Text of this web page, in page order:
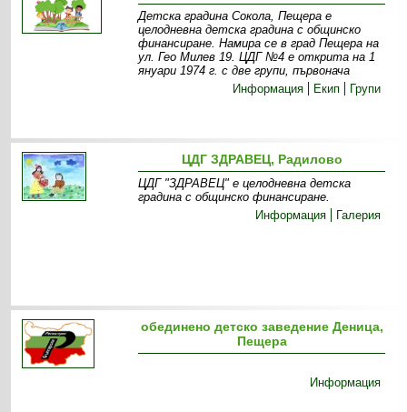
Детска градина Сокола, Пещера е
целодневна детска градина с общинско
финансиране. Намира се в град Пещера на
ул. Гео Милев 19. ЦДГ №4 е открита на 1
януари 1974 г. с две групи, първонача
Информация
Екип Групи
ЦДГ ЗДРАВЕЦ, Радилово
ЦДГ "ЗДРАВЕЦ" е целодневна детска
градина с общинско финансиране.
Информация
Галерия
обединено детско заведение Деница,
Пещера
Информация